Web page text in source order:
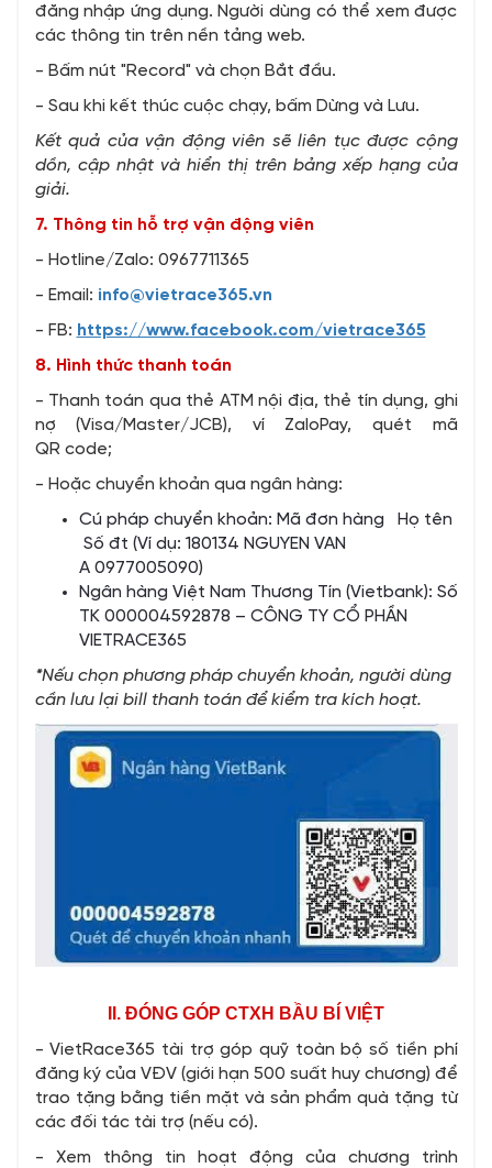
đăng nhập ứng dụng. Người dùng có thể xem được
các thông tin trên nền tảng web.
- Bấm nút "Record" và chọn Bắt đầu.
- Sau khi kết thúc cuộc chạy, bấm Dừng và Lưu.
Kết quả của vận động viên sẽ liên tục được cộng
dồn, cập nhật và hiển thị trên bảng xếp hạng của
giải.
7. Thông tin hỗ trợ vận động viên
- Hotline/Zalo: 0967711365
- Email: info@vietrace365.vn
- FB: https://www.facebook.com/vietrace365
8. Hình thức thanh toán
- Thanh toán qua thẻ ATM nội địa, thẻ tín dụng, ghi
nợ (Visa/Master/JCB), ví ZaloPay, quét mã
QR code;
- Hoặc chuyển khoản qua ngân hàng:
Cú pháp chuyển khoản: Mã đơn hàng Họ tên
Số đt (Ví dụ: 180134 NGUYEN VAN
A 0977005090)
Ngân hàng Việt Nam Thương Tín (Vietbank): Số
TK 000004592878 – CÔNG TY CỔ PHẦN
VIETRACE365
*Nếu chọn phương pháp chuyển khoản, người dùng
cần lưu lại bill thanh toán đểkiểm tra kích hoạt.
II. ĐÓNG GÓP CTXH BẦU BÍ VIỆT
- VietRace365 tài trợ góp quỹ toàn bộ số tiền phí
đăng ký của VĐV (giới hạn 500 suất huy chương) để
trao tặng bằng tiền mặt và sản phẩm quà tặng từ
các đối tác tài trợ (nếu có).
- Xem thông tin hoạt động của chương trình